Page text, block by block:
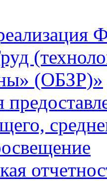
(ОБЗР)»